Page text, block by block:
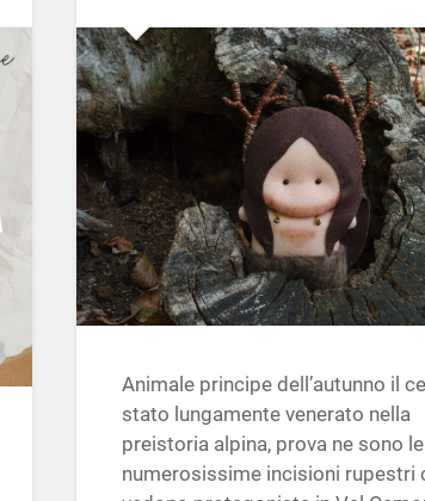
Animale principe dell’autunno il
stato lungamente venerato nella
preistoria alpina, prova ne sono le
numerosissime incisioni rupestri